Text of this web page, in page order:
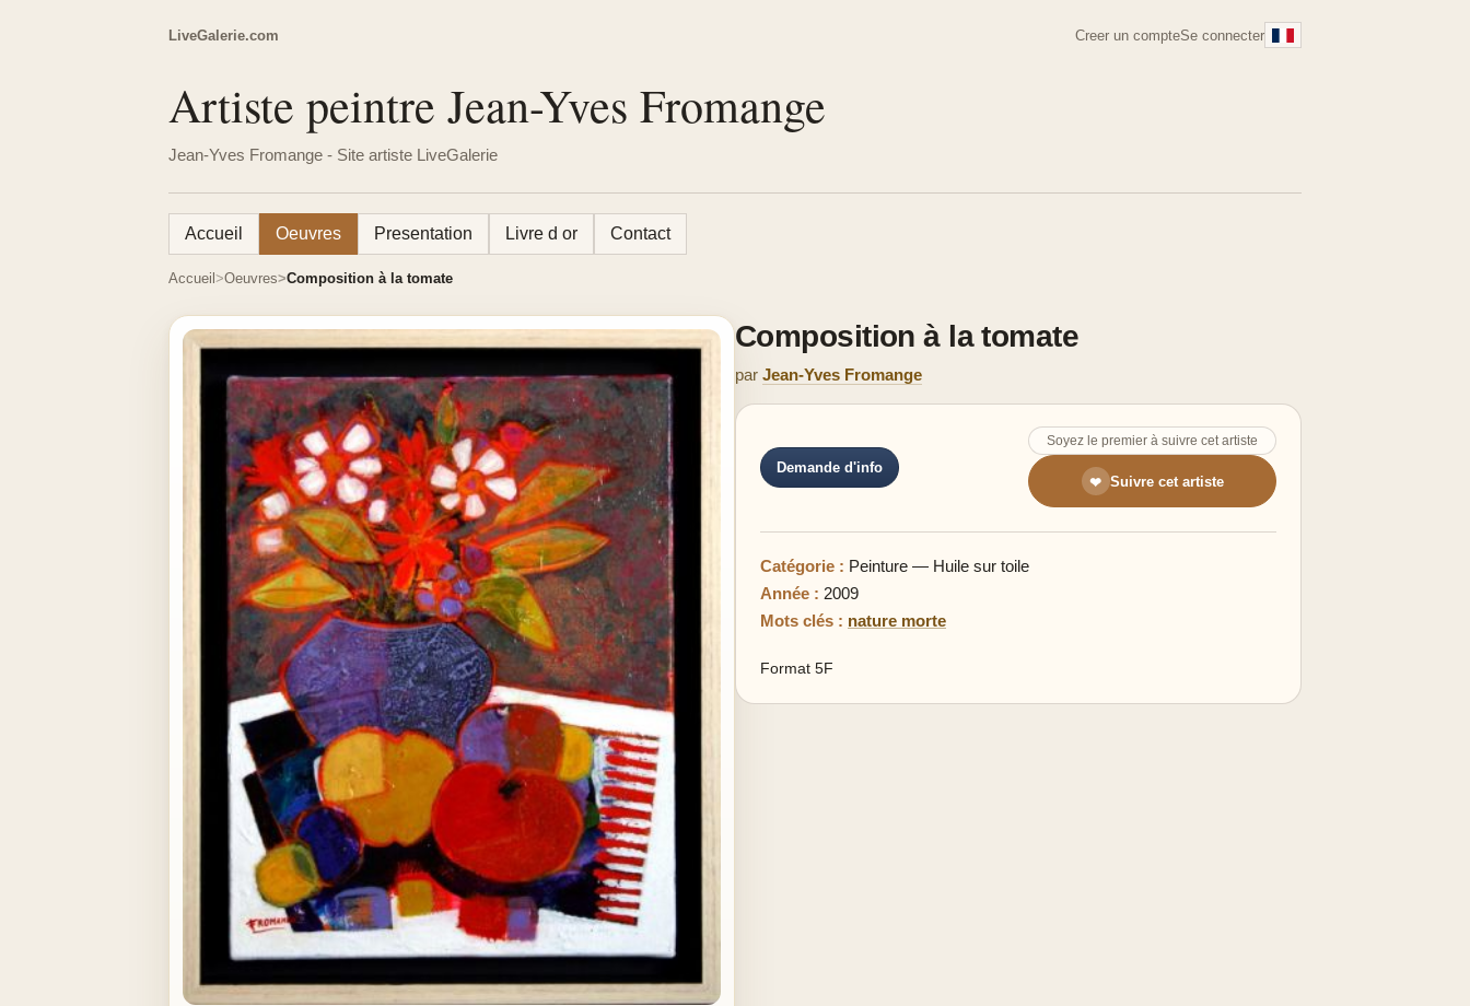
LiveGalerie.com Creer un compteSe connecter
Artiste peintre Jean-Yves Fromange
Jean-Yves Fromange - Site artiste LiveGalerie
Accueil Oeuvres Presentation Livre d or Contact
Accueil Oeuvres Composition à la tomate
Composition à la tomate
par Jean-Yves Fromange
Demande d'info
Soyez le premier à suivre cet artiste
❤ Suivre cet artiste
Catégorie : Peinture — Huile sur toile
Année : 2009
Mots clés : nature morte
Format 5F